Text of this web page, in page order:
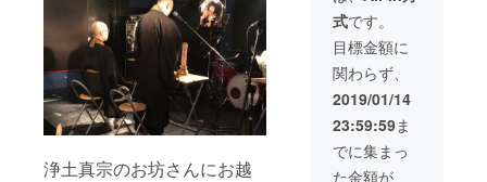
浄土真宗のお坊さんにお越
た。
やりたいこ
とをやり、
思ったこと
を言うだけ
で異物とし
て排除され
ミュージックビ
デオにお名前ク
レジット ⑨ワン
マンライブのリ
ハーサル一部ご
招待 ⑩貴方のリ
クエスト曲一曲
歌唱CD ※メー
ル、ご住所、チ
ケット取り置き
えください。 ※
お申し込みは1月
19日午後にオフ
会参加できる方
に限ります。
式です。
目標金額に
関わらず、
2019/01/14
23:59:59ま
でに集まっ
た金額が